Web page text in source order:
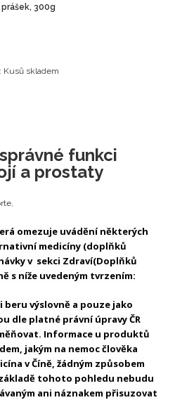
300g
Kusů skladem
funkci
a prostaty
omezuje uvádění některých
medicíny (doplňků
v sekci Zdraví(Doplňků
s níže uvedeným tvrzením:
výslovně a pouze jako
dle platné právní úpravy ČR
Informace u produktů
jakým na nemoc člověka
v Číně, žádným způsobem
tohoto pohledu nebudu
ani náznakem přisuzovat